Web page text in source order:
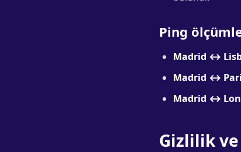
Ping
Madrid ↔
Madrid ↔
Madrid ↔
Gizlilik